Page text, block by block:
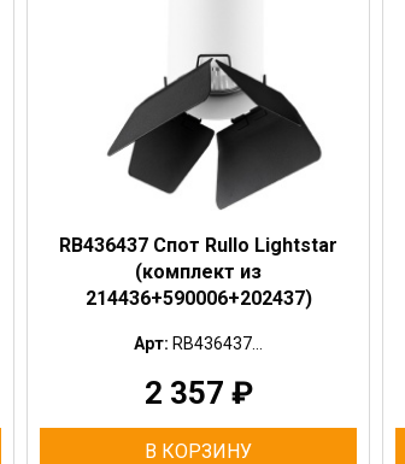
RB436437 Спот Rullo Lightstar
(комплект из
214436+590006+202437)
Арт: RB436437...
2 357 ₽
В КОРЗИНУ